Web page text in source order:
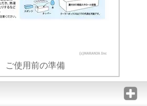
ご使用前の準備